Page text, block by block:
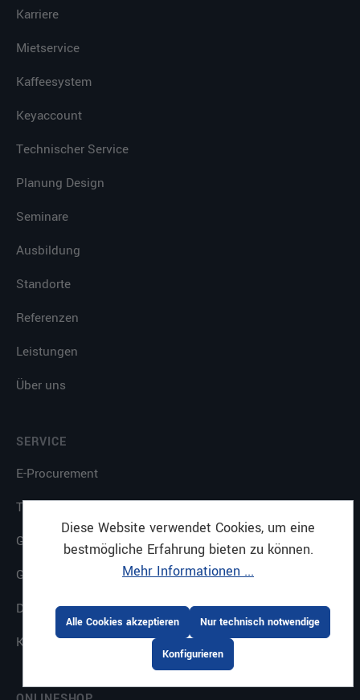
Karriere
Mietservice
Kaffeesystem
Keyaccount
Technischer Service
Planung Design
Seminare
Ausbildung
Standorte
Referenzen
Leistungen
Über uns
SERVICE
E-Procurement
Themenkataloge
Gastrostore
Großküchenplanung
Downloads
Küche mit System
Diese Website verwendet Cookies, um eine
bestmögliche Erfahrung bieten zu können.
Mehr Informationen ...
Nur technisch notwendige
Konfigurieren
Alle Cookies akzeptieren